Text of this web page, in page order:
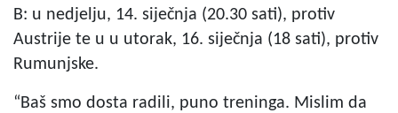
B: u nedjelju, 14. siječnja (20.30 sati), protiv
Austrije te u u utorak, 16. siječnja (18 sati), protiv
Rumunjske.
“Baš smo dosta radili, puno treninga. Mislim da